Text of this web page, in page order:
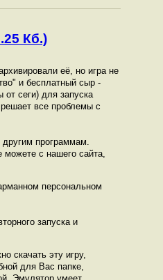
Кб.)
её, но игра не
и бесплатный сыр -
от сеги) для запуска
все проблемы с
другим программам.
можете с нашего сайта,
персональном
запуска и
скачать эту игру,
для Вас папке,